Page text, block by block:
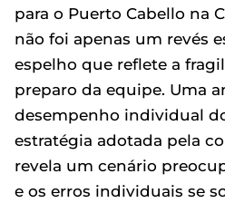
para o Puerto Cabello na
não foi apenas um revés
espelho que reflete a
preparo da equipe. Uma
desempenho individual
estratégia adotada pela
revela um cenário
e os erros individuais se